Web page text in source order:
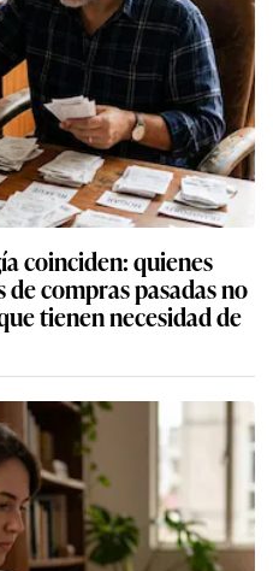
coinciden: quienes
compras pasadas no
tienen necesidad de